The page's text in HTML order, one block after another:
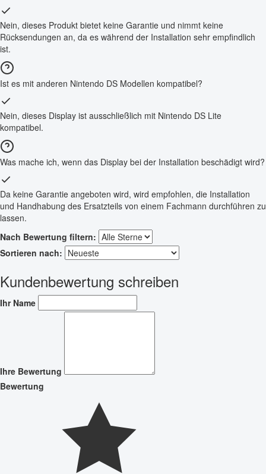
Nein, dieses Produkt bietet keine Garantie und nimmt keine
Rücksendungen an, da es während der Installation sehr empfindlich
ist.
Ist es mit anderen Nintendo DS Modellen kompatibel?
Nein, dieses Display ist ausschließlich mit Nintendo DS Lite
kompatibel.
Was mache ich, wenn das Display bei der Installation beschädigt wird?
Da keine Garantie angeboten wird, wird empfohlen, die Installation
und Handhabung des Ersatzteils von einem Fachmann durchführen zu
lassen.
Nach Bewertung filtern:
Sortieren nach:
Kundenbewertung schreiben
Ihr Name
Ihre Bewertung
Bewertung